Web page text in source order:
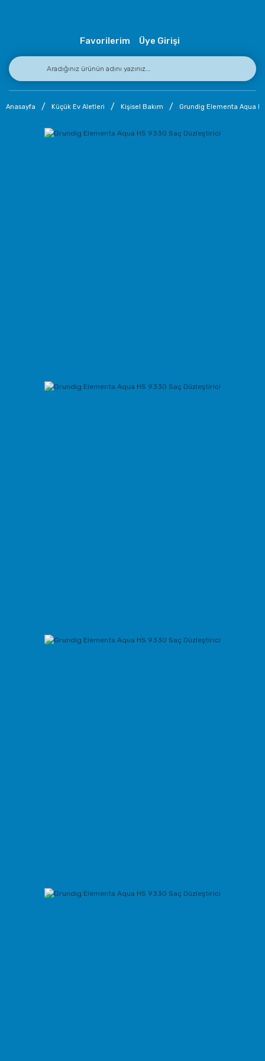
Favorilerim Üye Girişi
Anasayfa Küçük Ev Aletleri Kişisel Bakım Grundig Elementa Aqua